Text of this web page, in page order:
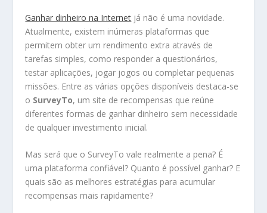
Ganhar dinheiro na Internet já não é uma novidade.
Atualmente, existem inúmeras plataformas que
permitem obter um rendimento extra através de
tarefas simples, como responder a questionários,
testar aplicações, jogar jogos ou completar pequenas
missões. Entre as várias opções disponíveis destaca-se
o SurveyTo, um site de recompensas que reúne
diferentes formas de ganhar dinheiro sem necessidade
de qualquer investimento inicial.
Mas será que o SurveyTo vale realmente a pena? É
uma plataforma confiável? Quanto é possível ganhar? E
quais são as melhores estratégias para acumular
recompensas mais rapidamente?